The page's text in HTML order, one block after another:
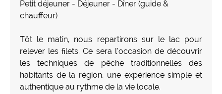
Petit déjeuner - Déjeuner - Dîner (guide &
chauffeur)
Tôt le matin, nous repartirons sur le lac pour
relever les filets. Ce sera l’occasion de découvrir
les techniques de pêche traditionnelles des
habitants de la région, une expérience simple et
authentique au rythme de la vie locale.